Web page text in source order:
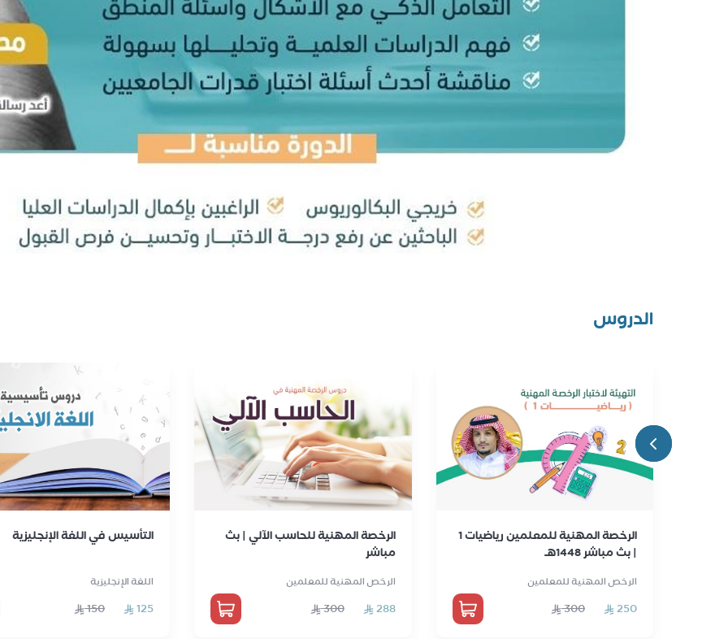
الدروس
الرخصة المهنية للمعلمين رياضيات 1
| بث مباشر 1448هـ
الرخص المهنية للمعلمين
250
300
الرخصة المهنية للحاسب الآلي | بث
مباشر
الرخص المهنية للمعلمين
288
300
التأسيس في اللغة الإنجليزية
اللغة الإنجليزية
125
150